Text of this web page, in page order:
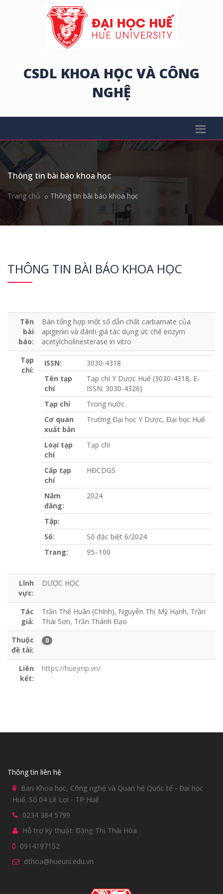
CSDL KHOA HỌC VÀ CÔNG
NGHỆ
Thông tin bài báo khoa học
Trang chủ Thông tin bài báo khoa học
THÔNG TIN BÀI BÁO KHOA HỌC
Tên
bài
báo:
Bán tổng hợp một số dẫn chất carbamate của
apigenin và đánh giá tác dụng ức chế enzym
acetylcholinesterase in vitro
Tạp
chí:
ISSN:
3030-4318
Tên tạp
chí
Tạp chí Y Dược Huế (3030-4318, E-
ISSN: 3030-4326)
Tạp chí
Trong nước
Cơ quan
xuất bản
Trường Đại học Y Dược, Đại học Huế
Loại tạp
chí
Tạp chí
Cấp tạp
chí
HĐCDGS
Năm
đăng:
2024
Tập:
Số:
Số đặc biệt 6/2024
Trang:
95–100
Lĩnh
vực:
DƯỢC HỌC
Tác
giả:
Trần Thế Huân (Chính), Nguyễn Thị Mỹ Hạnh, Trần
Thái Sơn, Trần Thành Đạo
Thuộc
đề tài:
0
Liên
kết:
https://huejmp.vn/
Thông tin liên hệ
Ban Khoa học, Công nghệ và Quan hệ Quốc tế - Đại học
Huế. Số 04 Lê Lợi - TP Huế
0234 384 5799
Hỗ trợ kỹ thuật: Đặng Thị Thái Hòa
0914197152
dthoa@hueuni.edu.vn